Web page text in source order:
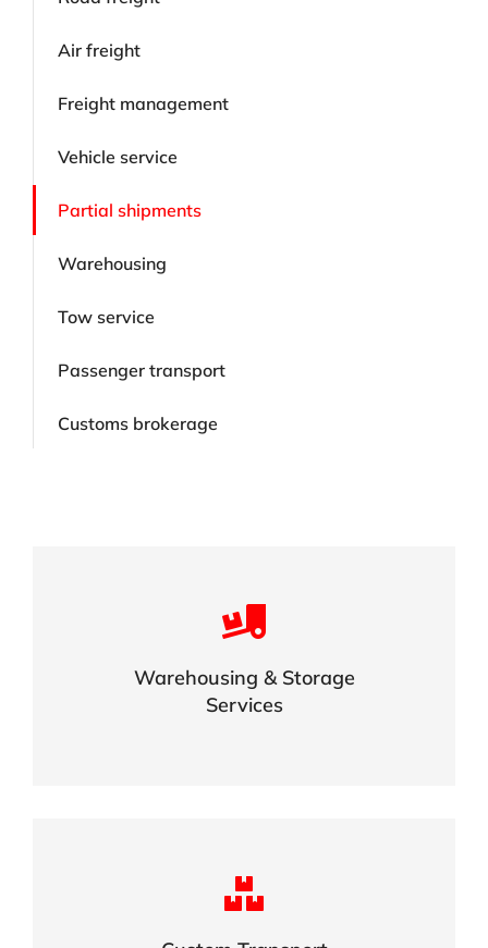
Air freight
Freight management
Vehicle service
Partial shipments
Warehousing
Tow service
Passenger transport
Customs brokerage
Warehousing & Storage
Services
Careful storage of your goods
VIEW DETAILS
Complex logistic solutions for your
business